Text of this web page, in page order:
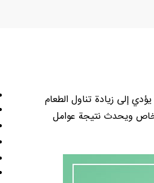
يؤدي إلى زيادة تناول الطعام
الأشخاص ويحدث نتيجة عوامل